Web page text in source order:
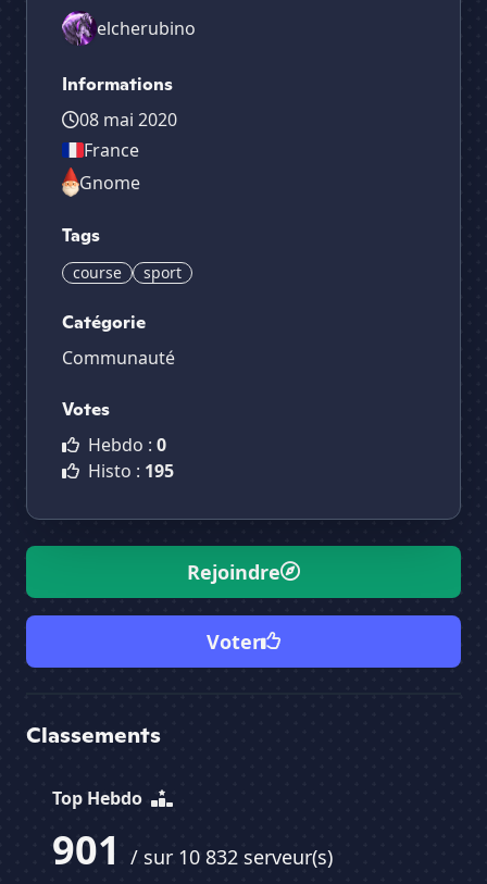
elcherubino
Informations
08 mai 2020
France
Gnome
Tags
course sport
Catégorie
Communauté
Votes
Hebdo : 0
Histo : 195
Rejoindre
Voter
Classements
Top Hebdo
901 / sur 10 832 serveur(s)